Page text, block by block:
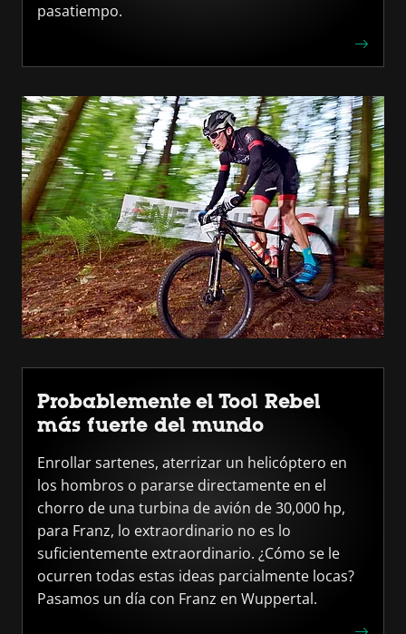
pasatiempo.
Probablemente el Tool Rebel
más fuerte del mundo
Enrollar sartenes, aterrizar un helicóptero en
los hombros o pararse directamente en el
chorro de una turbina de avión de 30,000 hp,
para Franz, lo extraordinario no es lo
suficientemente extraordinario. ¿Cómo se le
ocurren todas estas ideas parcialmente locas?
Pasamos un día con Franz en Wuppertal.